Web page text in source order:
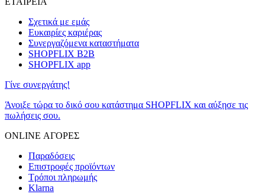
Σχετικά με εμάς
Ευκαιρίες καριέρας
Συνεργαζόμενα καταστήματα
SHOPFLIX B2B
SHOPFLIX app
Γίνε συνεργάτης!
Άνοιξε τώρα το δικό σου κατάστημα SHOPFLIX και αύξησε τις
πωλήσεις σου.
ONLINE ΑΓΟΡΕΣ
Παραδόσεις
Επιστροφές προϊόντων
Τρόποι πληρωμής
Klarna